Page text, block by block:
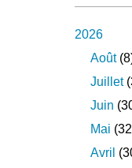
2026
Août
Juillet
Juin
Mai
Avril